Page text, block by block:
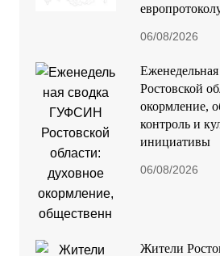
06/08/2026
Ростовской
окормление,
контроль и
инициативы
06/08/2026
Жители